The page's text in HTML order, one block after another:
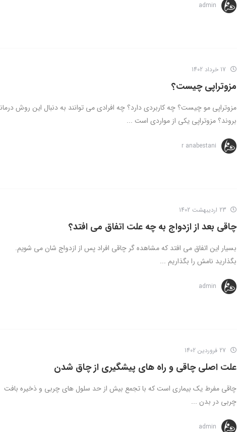
admin
مزوتراپی چیست؟
مزوتراپی مو چیست؟ چه کاربردی دارد؟ چه افرادی می توانند به دنبال این روش
بروند؟ مزوتراپی یکی از مواردی است ...
r anabestani
چاقی بعد از ازدواج به چه علت اتفاق می افتد؟
بسیار این اتفاق می افتد که مشاهده گر چاقی افراد پس از ازدواج شان می شویم.
بگذارید نامش را بگذاریم ...
admin
علت اصلی چاقی و راه های پیشگیری از چاق شدن
چاقی مفرط یک بیماری است که با تجمع بیش از حد سلول های چربی و ذخیره بافت
چربی در بدن ...
admin